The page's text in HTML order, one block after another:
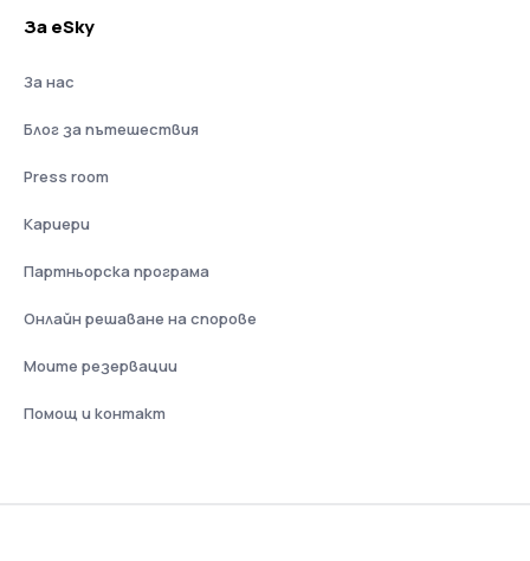
За eSky
За нас
Блог за пътешествия
Press room
Кариери
Партньорска програма
Онлайн решаване на спорове
Моите резервации
Помощ и контакт